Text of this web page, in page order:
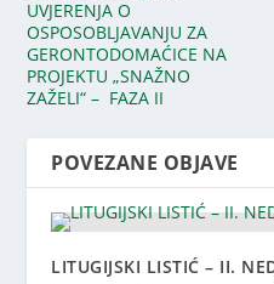
UVJERENJA O
OSPOSOBLJAVANJU ZA
GERONTODOMAĆICE NA
PROJEKTU „SNAŽNO
ZAŽELI“ – FAZA II
POVEZANE OBJAVE
LITUGIJSKI LISTIĆ – II.